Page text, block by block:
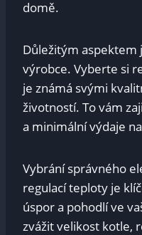
domě.
Důležitým aspektem
výrobce. Vyberte si
je známá svými
životností. To vám
a minimální výdaje
Vybrání správného
regulací teploty je
úspor a pohodlí ve
zvážit velikost kotle,